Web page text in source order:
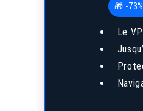
🎁 -
Le